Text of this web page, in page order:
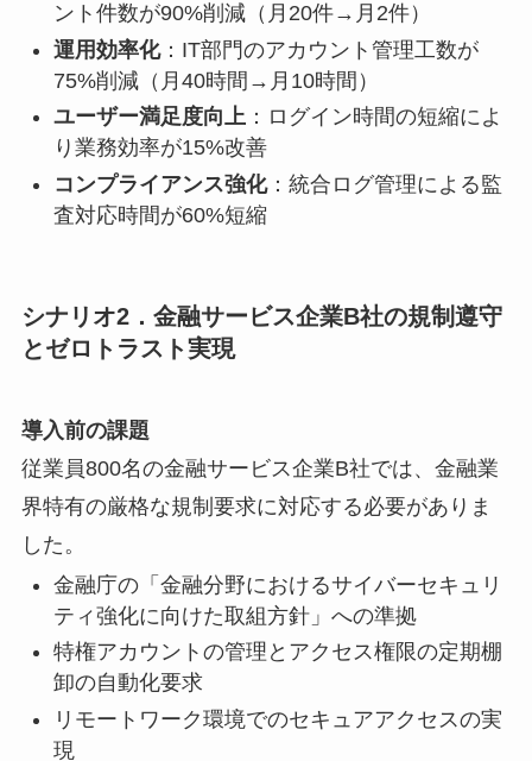
ント件数が90%削減（月20件→月2件）
運用効率化：IT部門のアカウント管理工数が
75%削減（月40時間→月10時間）
ユーザー満足度向上：ログイン時間の短縮によ
り業務効率が15%改善
コンプライアンス強化：統合ログ管理による監
査対応時間が60%短縮
シナリオ2．金融サービス企業B社の規制遵守
とゼロトラスト実現
導入前の課題
従業員800名の金融サービス企業B社では、金融業
界特有の厳格な規制要求に対応する必要がありま
した。
金融庁の「金融分野におけるサイバーセキュリ
ティ強化に向けた取組方針」への準拠
特権アカウントの管理とアクセス権限の定期棚
卸の自動化要求
リモートワーク環境でのセキュアアクセスの実
現